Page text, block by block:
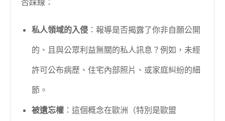
否踩線：
私人領域的入侵：報導是否揭露了你非自願公開
的、且與公眾利益無關的私人訊息？例如，未經
許可公布病歷、住宅內部照片、或家庭糾紛的細
節。
被遺忘權 ：這個概念在歐洲（特別是歐盟